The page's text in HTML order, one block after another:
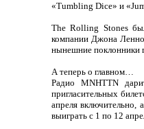
«Tumbling Dice» и
The Rolling Stones
компании Джона
нынешние поклонники
А теперь о главном…
Радио MNHTTN
пригласительных
апреля включительно,
выиграть с 1 по 12